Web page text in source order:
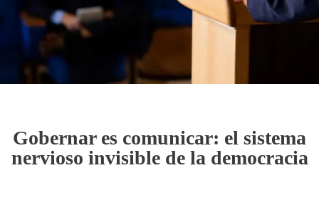
Gobernar es comunicar: el sistema
nervioso invisible de la democracia